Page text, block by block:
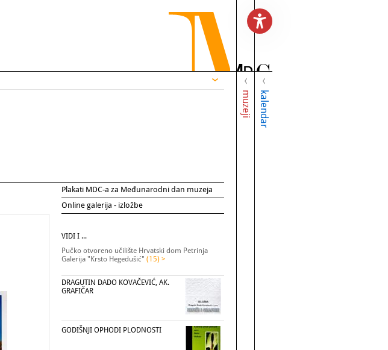
muzeji kalendar
Plakati MDC-a za Međunarodni dan muzeja
Online galerija - izložbe
VIDI I ...
Pučko otvoreno učilište Hrvatski dom Petrinja
Galerija "Krsto Hegedušić" (15) >
DRAGUTIN DADO KOVAČEVIĆ, AK.
GRAFIČAR
GODIŠNJI OPHODI PLODNOSTI